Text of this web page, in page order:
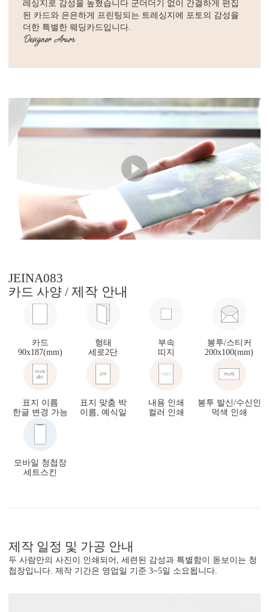
레싱지로 감성을 높혔습니다 군더더기 없이 간결하게 편집
된 카드와 은은하게 프린팅되는 트레싱지에 포토의 감성을
더한 특별한 웨딩카드입니다.
JEINA083
카드 사양 / 제작 안내
카드
90x187(mm)
형태
세로2단
부속
띠지
봉투/스티커
200x100(mm)
표지 이름
한글 변경 가능
표지 맞춤 박
이름, 예식일
내용 인쇄
컬러 인쇄
봉투 발신/수신인
먹색 인쇄
모바일 청첩장
세트스킨
제작 일정 및 가공 안내
두 사람만의 사진이 인쇄되어, 세련된 감성과 특별함이 돋보이는 청
첩장입니다. 제작 기간은 영업일 기준 3~5일 소요됩니다.